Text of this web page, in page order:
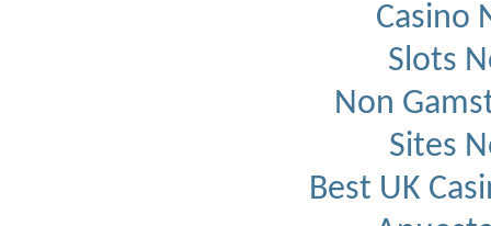
Casino
Slots
Non
Sites
Best UK